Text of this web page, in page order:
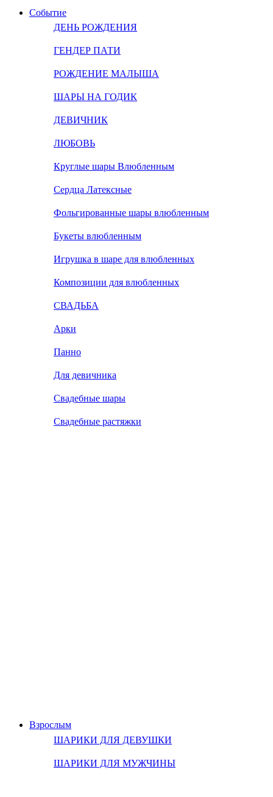
Событие
ДЕНЬ РОЖДЕНИЯ
ГЕНДЕР ПАТИ
РОЖДЕНИЕ МАЛЫША
ШАРЫ НА ГОДИК
ДЕВИЧНИК
ЛЮБОВЬ
Круглые шары Влюбленным
Сердца Латексные
Фольгированные шары влюбленным
Букеты влюбленным
Игрушка в шаре для влюбленных
Композиции для влюбленных
СВАДЬБА
Арки
Панно
Для девичника
Свадебные шары
Свадебные растяжки
Взрослым
ШАРИКИ ДЛЯ ДЕВУШКИ
ШАРИКИ ДЛЯ МУЖЧИНЫ